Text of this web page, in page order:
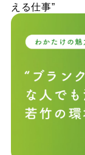
える仕事”